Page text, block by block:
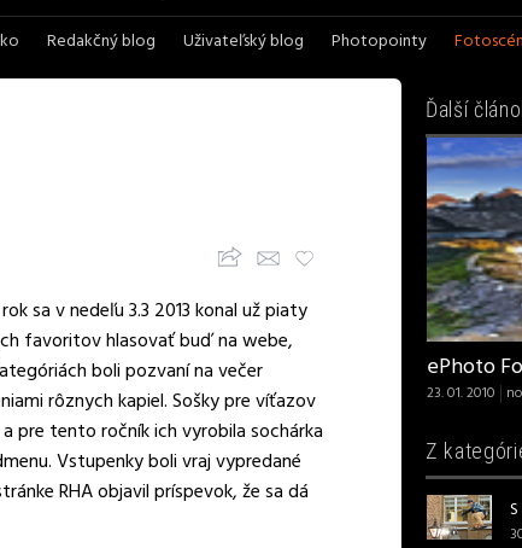
Redakčný blog Uživateľský blog Photopointy
Upozorni priateľov
Pridaj k obľúbeným
sa v nedeľu 3.3 2013 konal už piaty
favoritov hlasovať buď na webe,
boli pozvaní na večer
rôznych kapiel. Sošky pre víťazov
pre tento ročník ich vyrobila sochárka
Vstupenky boli vraj vypredané
RHA objavil príspevok, že sa dá
Ďalší
ePhoto
23. 01. 2010
Z